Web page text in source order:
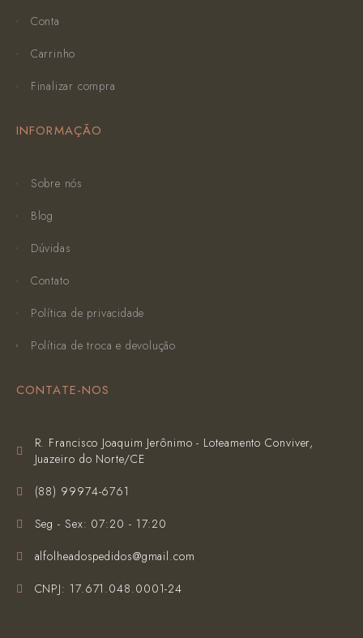
Conta
Carrinho
Finalizar compra
INFORMAÇÃO
Sobre nós
Blog
Dúvidas
Contato
Política de privacidade
Política de troca e devolução
CONTATE-NOS
R. Francisco Joaquim Jerônimo - Loteamento Conviver,
Juazeiro do Norte/CE
(‪88) 99974-6761‬
Seg - Sex: 07:20 - 17:20
alfolheadospedidos@gmail.com
CNPJ: 17.671.048.0001-24